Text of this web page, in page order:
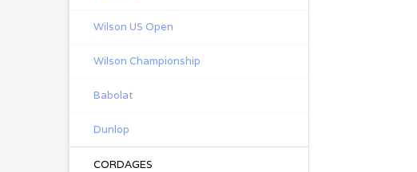
Wilson US Open
Wilson Championship
Babolat
Dunlop
CORDAGES